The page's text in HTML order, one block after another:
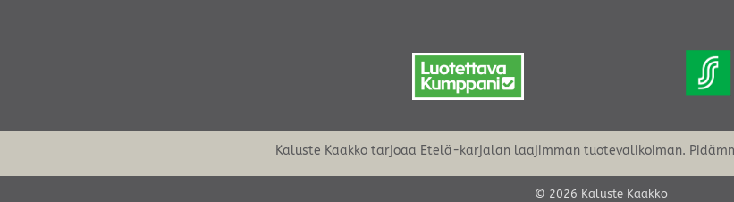
Kaluste Kaakko tarjoaa Etelä-karjalan laajimman tuotevalikoiman.
© 2026 Kaluste Kaakko